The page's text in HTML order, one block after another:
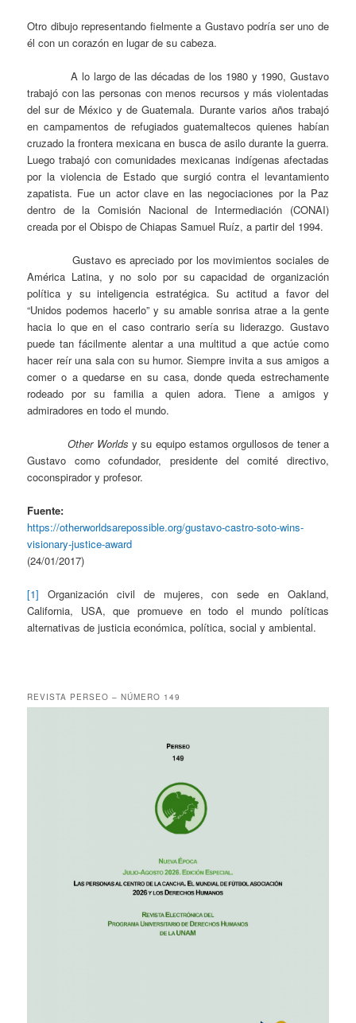
Otro dibujo representando fielmente a Gustavo podría ser uno de
él con un corazón en lugar de su cabeza.
A lo largo de las décadas de los 1980 y 1990, Gustavo
trabajó con las personas con menos recursos y más violentadas
del sur de México y de Guatemala. Durante varios años trabajó
en campamentos de refugiados guatemaltecos quienes habían
cruzado la frontera mexicana en busca de asilo durante la guerra.
Luego trabajó con comunidades mexicanas indígenas afectadas
por la violencia de Estado que surgió contra el levantamiento
zapatista. Fue un actor clave en las negociaciones por la Paz
dentro de la Comisión Nacional de Intermediación (CONAI)
creada por el Obispo de Chiapas Samuel Ruíz, a partir del 1994.
Gustavo es apreciado por los movimientos sociales de
América Latina, y no solo por su capacidad de organización
política y su inteligencia estratégica. Su actitud a favor del
“Unidos podemos hacerlo” y su amable sonrisa atrae a la gente
hacia lo que en el caso contrario sería su liderazgo. Gustavo
puede tan fácilmente alentar a una multitud a que actúe como
hacer reír una sala con su humor. Siempre invita a sus amigos a
comer o a quedarse en su casa, donde queda estrechamente
rodeado por su familia a quien adora. Tiene a amigos y
admiradores en todo el mundo.
Other Worlds y su equipo estamos orgullosos de tener a
Gustavo como cofundador, presidente del comité directivo,
coconspirador y profesor.
Fuente:
https://otherworldsarepossible.org/gustavo-castro-soto-wins-
visionary-justice-award
(24/01/2017)
[1] Organización civil de mujeres, con sede en Oakland,
California, USA, que promueve en todo el mundo políticas
alternativas de justicia económica, política, social y ambiental.
REVISTA PERSEO – NÚMERO 149